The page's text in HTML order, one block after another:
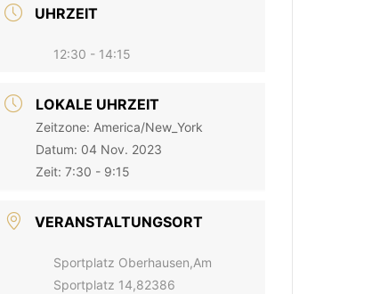
UHRZEIT
12:30 - 14:15
LOKALE UHRZEIT
Zeitzone: America/New_York
Datum: 04 Nov. 2023
Zeit:7:30 - 9:15
VERANSTALTUNGSORT
Sportplatz Oberhausen,Am
Sportplatz 14,82386